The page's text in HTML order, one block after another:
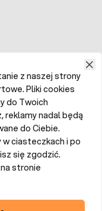
z naszej strony
Pliki cookies
do Twoich
reklamy nadal będą
do Ciebie.
w ciasteczkach i po
się zgodzić.
stronie